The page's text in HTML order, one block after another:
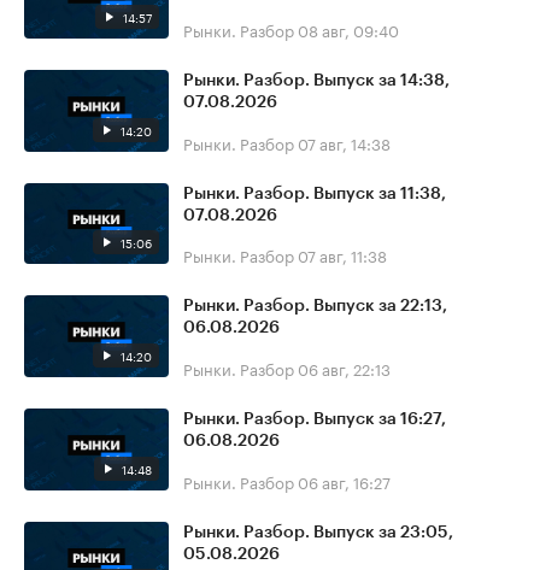
14:57 Рынки. Разбор 08 авг, 09:40
14:20
Рынки. Разбор. Выпуск за 14:38,
07.08.2026
Рынки. Разбор 07 авг, 14:38
15:06
Рынки. Разбор. Выпуск за 11:38,
07.08.2026
Рынки. Разбор 07 авг, 11:38
14:20
Рынки. Разбор. Выпуск за 22:13,
06.08.2026
Рынки. Разбор 06 авг, 22:13
14:48
Рынки. Разбор. Выпуск за 16:27,
06.08.2026
Рынки. Разбор 06 авг, 16:27
Рынки. Разбор. Выпуск за 23:05,
05.08.2026